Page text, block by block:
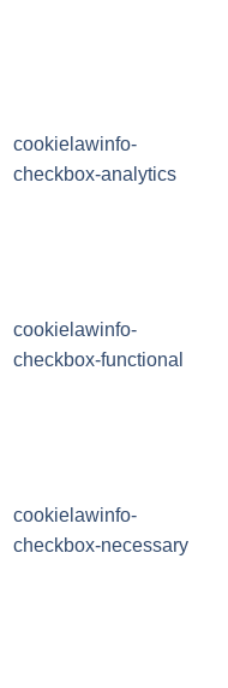
cookielawinfo-
checkbox-analytics
cookielawinfo-
checkbox-functional
cookielawinfo-
checkbox-necessary